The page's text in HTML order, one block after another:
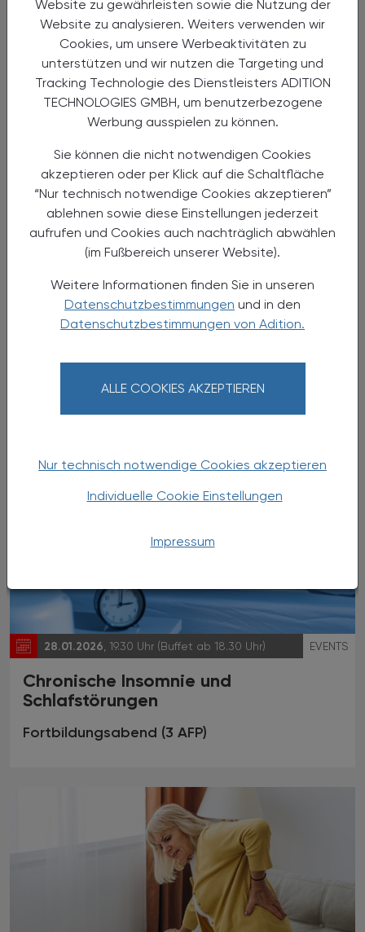
Website zu gewährleisten sowie die Nutzung der
Website zu analysieren. Weiters verwenden wir
Cookies, um unsere Werbeaktivitäten zu
unterstützen und wir nutzen die Targeting und
Tracking Technologie des Dienstleisters ADITION
TECHNOLOGIES GMBH, um benutzerbezogene
Werbung ausspielen zu können.
Sie können die nicht notwendigen Cookies
akzeptieren oder per Klick auf die Schaltfläche
“Nur technisch notwendige Cookies akzeptieren”
ablehnen sowie diese Einstellungen jederzeit
aufrufen und Cookies auch nachträglich abwählen
(im Fußbereich unserer Website).
Weitere Informationen finden Sie in unseren
Datenschutzbestimmungen und in den
Datenschutzbestimmungen von Adition.
ALLE COOKIES AKZEPTIEREN
Nur technisch notwendige Cookies akzeptieren
Individuelle Cookie Einstellungen
Impressum
Workshopreihe "Arzneimittel im
Alltag"
Fallbeispiele aus der Dermatologie
24.01.2026 - 25.01.2026, 9.00 bis 18.00 Uhr
Phytopharmaka und Phytotherapie in
28.01.2026 , 19.30 Uhr (Buffet ab 18.30 Uhr) EVENTS
Chronische Insomnie und
Schlafstörungen
Fortbildungsabend (3 AFP)